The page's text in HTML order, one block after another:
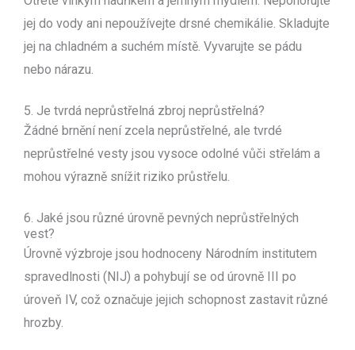
jej do vody ani nepoužívejte drsné chemikálie. Skladujte
jej na chladném a suchém místě. Vyvarujte se pádu
nebo nárazu.
5. Je tvrdá neprůstřelná zbroj neprůstřelná?
Žádné brnění není zcela neprůstřelné, ale tvrdé
neprůstřelné vesty jsou vysoce odolné vůči střelám a
mohou výrazně snížit riziko průstřelu.
6. Jaké jsou různé úrovně pevných neprůstřelných
vest?
Úrovně výzbroje jsou hodnoceny Národním institutem
spravedlnosti (NIJ) a pohybují se od úrovně III po
úroveň IV, což označuje jejich schopnost zastavit různé
hrozby.